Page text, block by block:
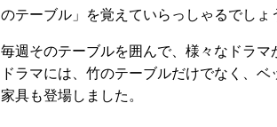
のテーブル」を覚えていらっしゃるでしょ
毎週そのテーブルを囲んで、様々なドラ
ドラマには、竹のテーブルだけでなく、
家具も登場しました。